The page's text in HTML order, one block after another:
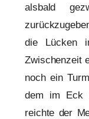
alsbald
die Lücken
Zwischenzeit
noch ein
dem im Eck
reichte der